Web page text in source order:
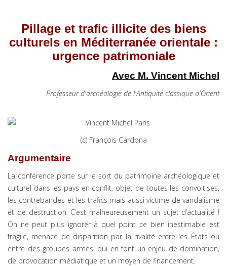
Pillage et trafic illicite des biens
culturels en Méditerranée orientale :
urgence patrimoniale
Avec M. Vincent Michel
Professeur d'archéologie de l'Antiquité classique d'Orient
(c) François Cardona
Argumentaire
La conférence porte sur le sort du patrimoine archéologique et
culturel dans les pays en conflit, objet de toutes les convoitises,
les contrebandes et les trafics mais aussi victime de vandalisme
et de destruction. C’est malheureusement un sujet d’actualité !
On ne peut plus ignorer à quel point ce bien inestimable est
fragile, menacé de disparition par la rivalité entre les États ou
entre des groupes armés, qui en font un enjeu de domination,
de provocation médiatique et un moyen de financement.